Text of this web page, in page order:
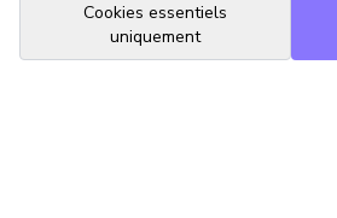
Cookies essentiels
uniquement